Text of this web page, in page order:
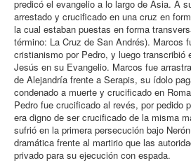
predicó el evangelio a lo largo de Asia. A
arrestado y crucificado en una cruz en
la cual estaban puestas en forma
término: La Cruz de San Andrés). Marcos
cristianismo por Pedro, y luego transcribió
Jesús en su Evangelio. Marcos fue
de Alejandría frente a Serapis, su ídolo
condenado a muerte y crucificado en
Pedro fue crucificado al revés, por pedido
era digno de ser crucificado de la misma
sufrió en la primera persecución bajo
dramática frente al martirio que las
privado para su ejecución con espada.